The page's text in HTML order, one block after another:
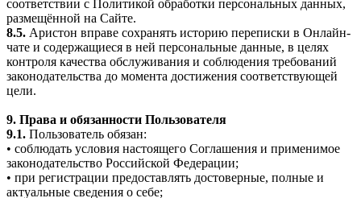
соответствии с Политикой обработки персональных данных,
размещённой на Сайте.
8.5. Аристон вправе сохранять историю переписки в Онлайн-
чате и содержащиеся в ней персональные данные, в целях
контроля качества обслуживания и соблюдения требований
законодательства до момента достижения соответствующей
цели.
9. Права и обязанности Пользователя
9.1. Пользователь обязан:
• соблюдать условия настоящего Соглашения и применимое
законодательство Российской Федерации;
• при регистрации предоставлять достоверные, полные и
актуальные сведения о себе;